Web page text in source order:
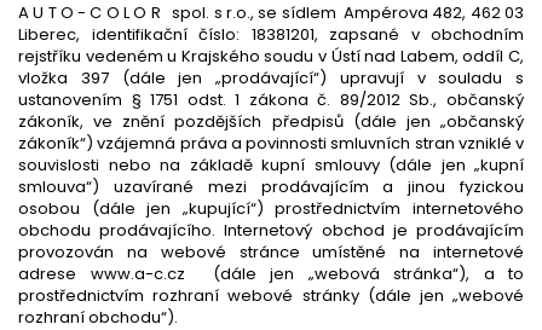
A U T O - C O L O R spol. s r.o., se sídlem Ampérova 482, 462 03
Liberec, identifikační číslo: 18381201, zapsané v obchodním
rejstříku vedeném u Krajského soudu v Ústí nad Labem, oddíl C,
vložka 397 (dále jen „prodávající“) upravují v souladu s
ustanovením § 1751 odst. 1 zákona č. 89/2012 Sb., občanský
zákoník, ve znění pozdějších předpisů (dále jen „občanský
zákoník“) vzájemná práva a povinnosti smluvních stran vzniklé v
souvislosti nebo na základě kupní smlouvy (dále jen „kupní
smlouva“) uzavírané mezi prodávajícím a jinou fyzickou
osobou (dále jen „kupující“) prostřednictvím internetového
obchodu prodávajícího. Internetový obchod je prodávajícím
provozován na webové stránce umístěné na internetové
adrese www.a-c.cz (dále jen „webová stránka“), a to
prostřednictvím rozhraní webové stránky (dále jen „webové
rozhraní obchodu“).